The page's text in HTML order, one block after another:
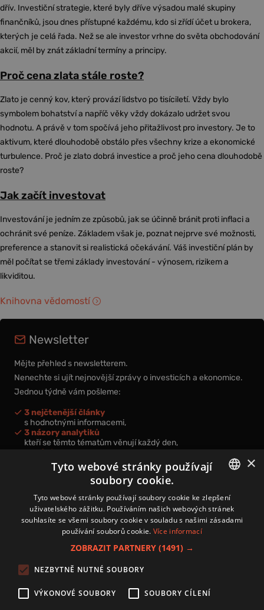
dřív. Investiční strategie, které byly dříve výsadou malé skupiny
finančníků, jsou dnes přístupné každému, kdo si zřídí účet u brokera,
kterých je celá řada. Než se ale investor vrhne do světa obchodování
akcií, měl by znát základní termíny a principy.
Proč cena zlata stále roste?
Zlato je cenný kov, který provází lidstvo po tisíciletí. Vždy bylo
symbolem bohatství a napříč věky vždy dokázalo udržet svou
hodnotu. A právě v tom spočívá jeho přitažlivost pro investory. Je to
aktivum, které dlouhodobě obstálo přes všechny krize a ekonomické
turbulence. Proč je zlato dobrá investice a proč jeho cena dlouhodobě
roste?
Jak začít investovat
Investování je jedním ze způsobů, jak se účinně bránit proti inflaci a
ochránit své peníze. Základem však je, poznat nejprve své možnosti,
preference a stanovit si realistická očekávání. Váš investiční plán by
měl počítat se třemi základy investování - výnosem, rizikem a
likviditou.
Knihovna vědomostí
Newsletter
Mějte přehled s newsletterem.
Nenechte si ujít nejnovější zprávy o investicích a ekonomice.
Jednou týdně vám pošleme:
3 nejčtenější články
s hodnotnými informacemi,
3 názory analytiků
kteří se těmto tématům věnují každý den,
nová videa a podcasty
k prohloubení vašich znalostí.
Přihlášením k newsletteru vyjadřujete svůj souhlas spodmínkami
zpracování osobních údajů.
Zásady používání souborů cookies
Autoři
CZECH
×
Tyto webové stránky používají
soubory cookie.
Tyto webové stránky používají soubory cookie ke zlepšení
uživatelského zážitku. Používáním našich webových stránek
souhlasíte se všemi soubory cookie v souladu s našimi zásadami
používání souborů cookie. Více informací
ZOBRAZIT PARTNERY (1491) →
NEZBYTNĚ NUTNÉ SOUBORY
VÝKONOVÉ SOUBORY SOUBORY CÍLENÍ